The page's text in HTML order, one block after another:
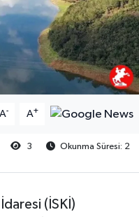
A- A+
3
Okunma Süresi: 2
(İSKİ)